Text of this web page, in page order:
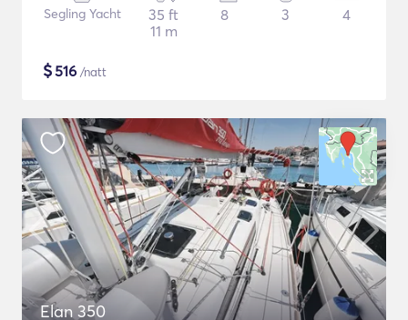
Segling Yacht
35 ft
11 m
8 3 4
$516 /natt
Elan 350